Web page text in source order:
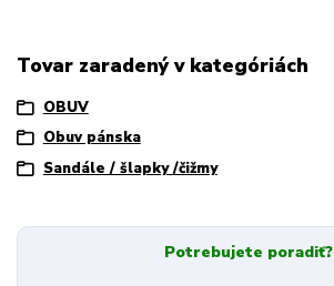
Tovar zaradený v kategóriách
OBUV
Obuv pánska
Sandále / šlapky /čižmy
Potrebujete poradiť?